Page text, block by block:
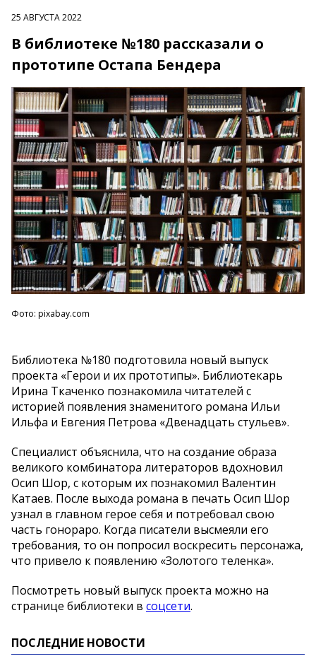
25 АВГУСТА 2022
В библиотеке №180 рассказали о
прототипе Остапа Бендера
Фото: pixabay.com
Библиотека №180 подготовила новый выпуск
проекта «Герои и их прототипы». Библиотекарь
Ирина Ткаченко познакомила читателей с
историей появления знаменитого романа Ильи
Ильфа и Евгения Петрова «Двенадцать стульев».
Специалист объяснила, что на создание образа
великого комбинатора литераторов вдохновил
Осип Шор, с которым их познакомил Валентин
Катаев. После выхода романа в печать Осип Шор
узнал в главном герое себя и потребовал свою
часть гонораро. Когда писатели высмеяли его
требования, то он попросил воскресить персонажа,
что привело к появлению «Золотого теленка».
Посмотреть новый выпуск проекта можно на
странице библиотеки в соцсети.
ПОСЛЕДНИЕ НОВОСТИ